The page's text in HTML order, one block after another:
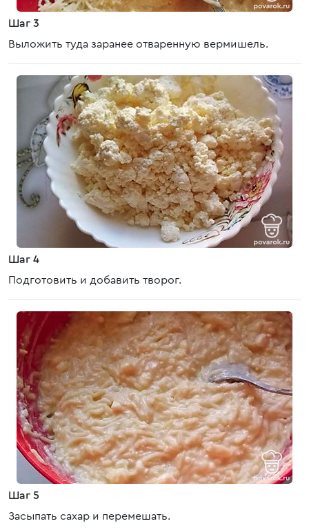
Шаг 3
Выложить туда заранее отваренную вермишель.
Шаг 4
Подготовить и добавить творог.
Шаг 5
Засыпать сахар и перемешать.